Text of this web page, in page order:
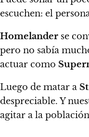
escuchen: el
Homelander se
pero no sabía
actuar como
Luego de matar a
despreciable. Y
agitar a la